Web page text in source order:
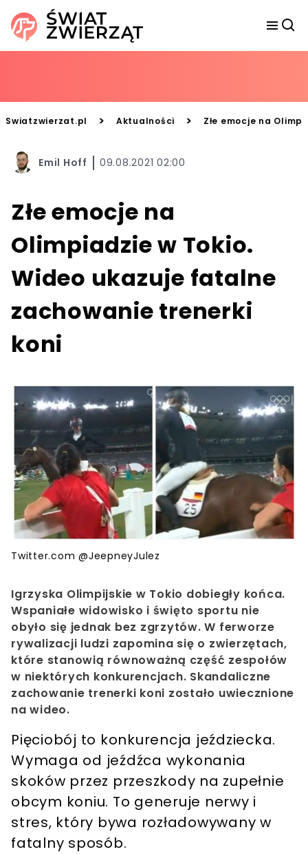
Swiatzwierzat.pl > Aktualności > Złe emocje na
Emil Hoff 09.08.2021 02:00
Złe emocje na
Olimpiadzie w Tokio.
Wideo ukazuje fatalne
zachowanie trenerki
koni
Twitter.com @JeepneyJulez
Igrzyska Olimpijskie w Tokio dobiegły końca.
Wspaniałe widowisko i święto sportu nie
obyło się jednak bez zgrzytów. W ferworze
rywalizacji ludzi zapomina się o zwierzętach,
które stanowią równoważną część zespołów
w niektórych konkurencjach. Skandaliczne
zachowanie trenerki koni zostało uwiecznione
na wideo.
Pięciobój to konkurencja jeździecka.
Wymaga od jeźdźca wykonania
skoków przez przeszkody na zupełnie
obcym koniu. To generuje nerwy i
stres, który bywa rozładowywany w
fatalny sposób.